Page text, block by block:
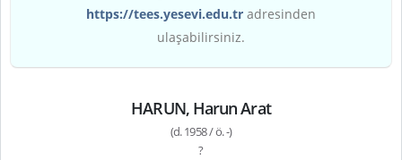
https://tees.yesevi.edu.tr adresinden
ulaşabilirsiniz.
HARUN, Harun Arat
(d. 1958 / ö. -)
?